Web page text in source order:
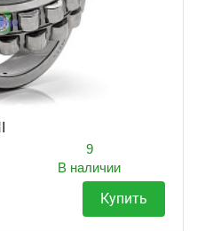
9
В наличии
Купить